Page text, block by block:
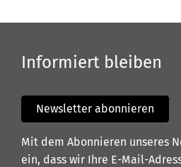
Informiert bleiben
Newsletter abonnieren
Mit dem Abonnieren unseres
ein, dass wir Ihre E-Mail-